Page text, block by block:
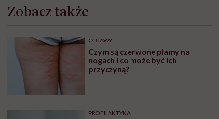
Zobacz także
OBJAWY
Czym są czerwone plamy na
nogach i co może być ich
przyczyną?
PROFILAKTYKA